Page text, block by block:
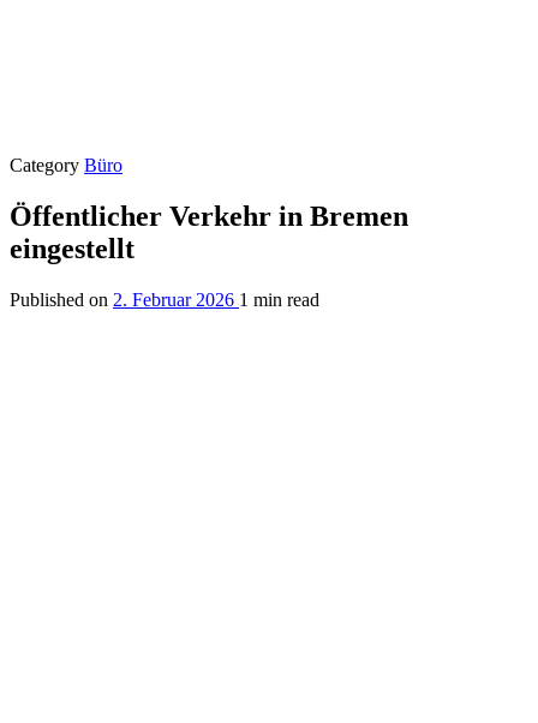
Category Büro
Öffentlicher Verkehr in Bremen
eingestellt
Published on 2. Februar 2026 1 min read